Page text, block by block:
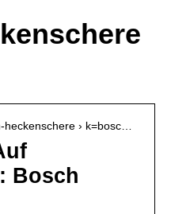
heckenschere › k=bosc…
Bosch